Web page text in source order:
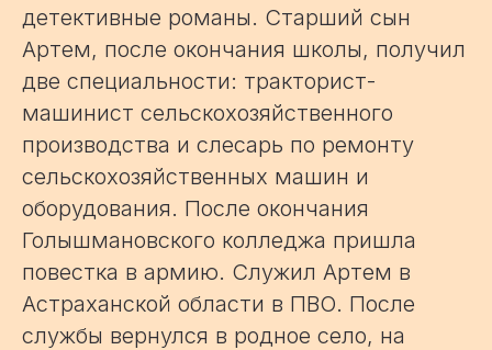
детективные романы. Старший сын
Артем, после окончания школы, получил
две специальности: тракторист-
машинист сельскохозяйственного
производства и слесарь по ремонту
сельскохозяйственных машин и
оборудования. После окончания
Голышмановского колледжа пришла
повестка в армию. Служил Артем в
Астраханской области в ПВО. После
службы вернулся в родное село, на